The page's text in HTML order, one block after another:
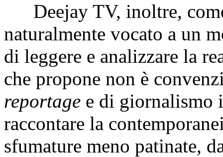
Deejay TV, inoltre,
naturalmente vocato a un
di leggere e analizzare la
che propone non è
reportage e di giornalismo
raccontare la
sfumature meno patinate,